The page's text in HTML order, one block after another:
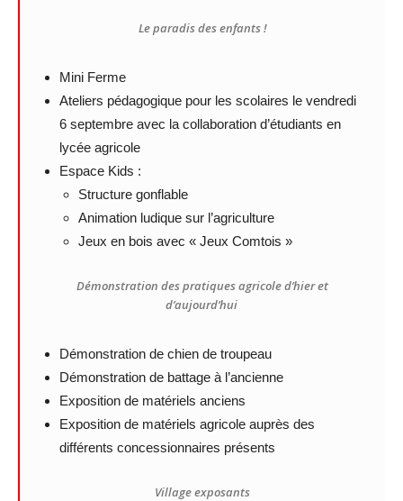
Le paradis des enfants !
Mini Ferme
Ateliers pédagogique pour les scolaires le vendredi
6 septembre avec la collaboration d’étudiants en
lycée agricole
Espace Kids :
Structure gonflable
Animation ludique sur l’agriculture
Jeux en bois avec « Jeux Comtois »
Démonstration des pratiques agricole d’hier et
d’aujourd’hui
Démonstration de chien de troupeau
Démonstration de battage à l’ancienne
Exposition de matériels anciens
Exposition de matériels agricole auprès des
différents concessionnaires présents
Village exposants